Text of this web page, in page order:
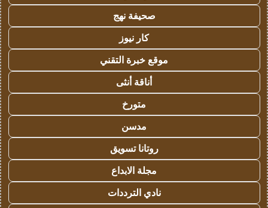
صحيفة نهج
كار نيوز
موقع خبرة التقني
أناقة أنثى
متورخ
مدسن
روتانا تسويق
مجلة الابداع
نادي الترددات